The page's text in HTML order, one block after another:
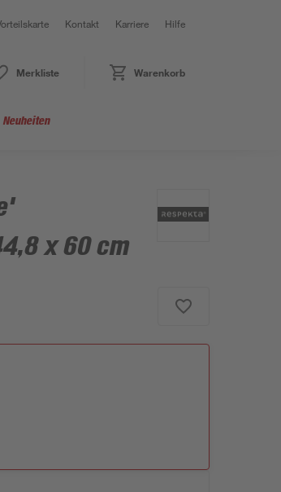
Kontakt Karriere Hilfe
Merkliste Warenkorb
x 60 cm